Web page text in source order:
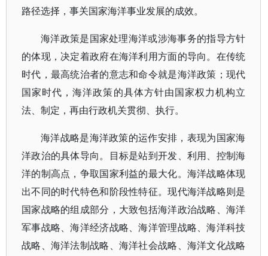
路径选择，事关国家海洋事业发展的成效。
海洋政策是国家处理海洋或涉海事务的指导方针
的体现，决定着政府在海洋利用方面的导向。在传统
时代，最高统治者的意志和命令就是海洋政策；现代
国家时代，海洋政策的具体方针由国家权力机构立
法、制定，再由行政机关贯彻、执行。
海洋战略是海洋政策的运作安排，表现为国家海
洋政治的具体导向。目标是站到开发、利用、控制海
洋的制高点，争取国家利益的最大化。海洋战略体现
出不同的时代特色和阶段性特征。现代海洋战略则是
国家战略的组成部分，大致包括海洋政治战略、海洋
军事战略、海洋经济战略、海洋管理战略、海洋科技
战略、海洋法制战略、海洋社会战略、海洋文化战略